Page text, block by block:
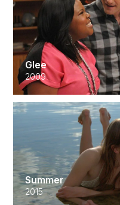
Glee
2009
Summer
2015